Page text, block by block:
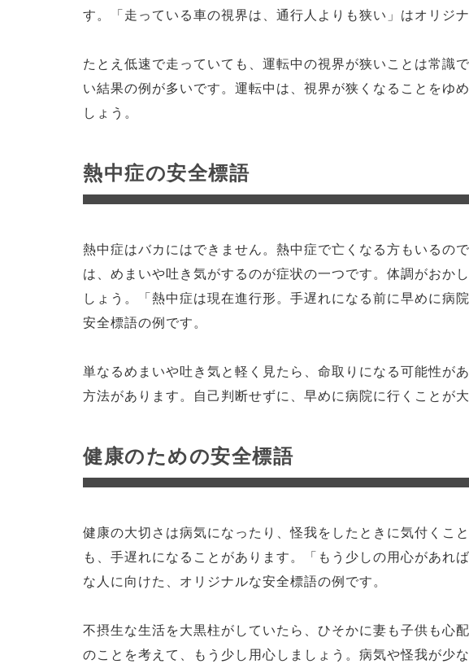
す。「走っている車の視界は、通行人よりも狭い」はオリジナ
たとえ低速で走っていても、運転中の視界が狭いことは常識
い結果の例が多いです。運転中は、視界が狭くなることをゆ
しょう。
熱中症の安全標語
熱中症はバカにはできません。熱中症で亡くなる方もいるの
は、めまいや吐き気がするのが症状の一つです。体調がおか
しょう。「熱中症は現在進行形。手遅れになる前に早めに病
安全標語の例です。
単なるめまいや吐き気と軽く見たら、命取りになる可能性が
方法があります。自己判断せずに、早めに病院に行くことが大
健康のための安全標語
健康の大切さは病気になったり、怪我をしたときに気付くこ
も、手遅れになることがあります。「もう少しの用心があれ
な人に向けた、オリジナルな安全標語の例です。
不摂生な生活を大黒柱がしていたら、ひそかに妻も子供も心
のことを考えて、もう少し用心しましょう。病気や怪我が少